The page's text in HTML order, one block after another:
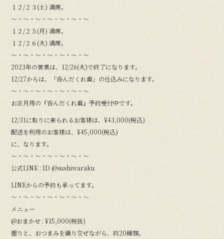
１２/２３(土) 満席。
〜・〜・〜・〜・〜・〜・〜
１２/２５(月) 満席。
１２/２６(火) 満席。
〜・〜・〜・〜・〜・〜・〜
2023年の営業は、12/26(火)で終了になります。
12/27からは、「呑んだくれ重」の仕込みになります。
〜・〜・〜・〜・〜・〜・〜
お正月用の『呑んだくれ重』予約受付中です。
12/31に取りに来られるお客様は、¥43,000(税込)
配送を利用のお客様は、¥45,000(税込)
に、なります。
〜・〜・〜・〜・〜・〜・〜
公式LINE : ID @sushiwaraku
LINEからの予約も承ってます。
〜・〜・〜・〜・〜・〜・〜
メニュー
@おまかせ : ¥15,000(税抜)
握りと、おつまみを織り交ぜながら、約20種類。